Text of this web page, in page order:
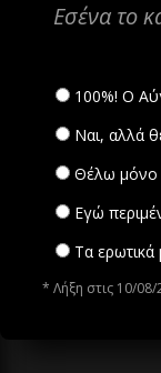
Εσένα το
100%! Ο
Ναι, αλλά
Θέλω μόνο
Εγώ
Τα ερωτικά
* Λήξη στις 10/08/